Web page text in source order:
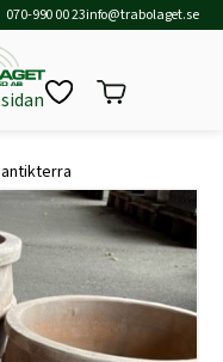
070-990 00 23info@trabolaget.se